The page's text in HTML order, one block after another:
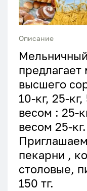
Описание
высшего
10-кг, 25-
весом : 25-
весом 25-
пекарни ,
столовые,
150 тг.